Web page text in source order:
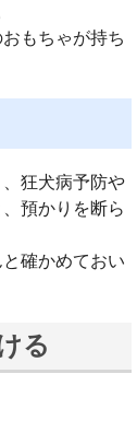
もちゃが持ち
狂犬病予防や
預かりを断ら
確かめておい
る